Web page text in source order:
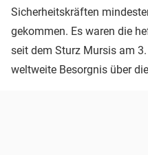
Sicherheitskräften
gekommen. Es waren die
seit dem Sturz Mursis am
weltweite Besorgnis über